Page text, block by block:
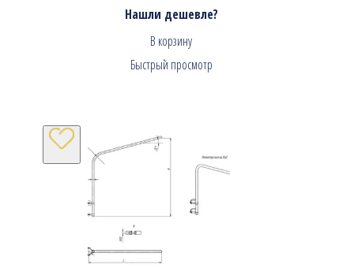
Нашли дешевле?
В корзину
Быстрый просмотр